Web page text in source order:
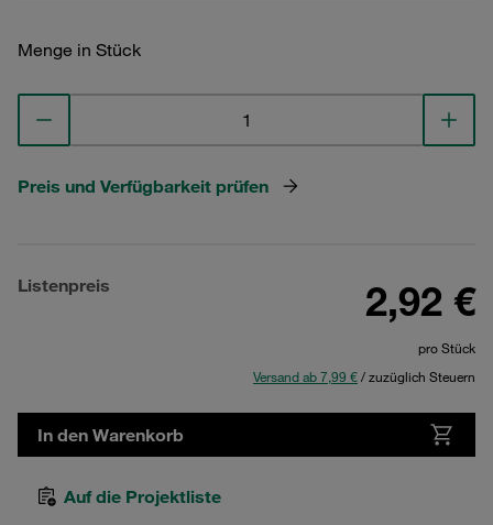
Menge in Stück
Preis und Verfügbarkeit prüfen
Listenpreis 2,92 €
pro Stück
Versand ab 7,99 €/ zuzüglich Steuern
In den Warenkorb
Auf die Projektliste